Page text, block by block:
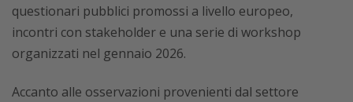
questionari pubblici promossi a livello europeo,
incontri con stakeholder e una serie di workshop
organizzati nel gennaio 2026.
Accanto alle osservazioni provenienti dal settore